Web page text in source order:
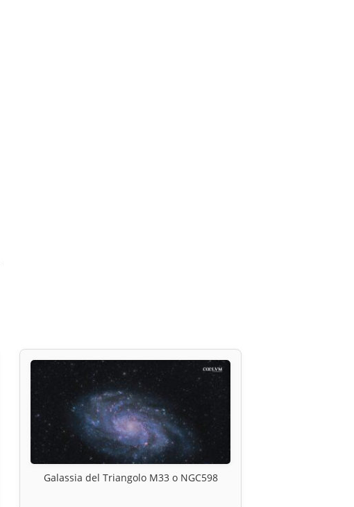
Galassia del Triangolo M33 o NGC598